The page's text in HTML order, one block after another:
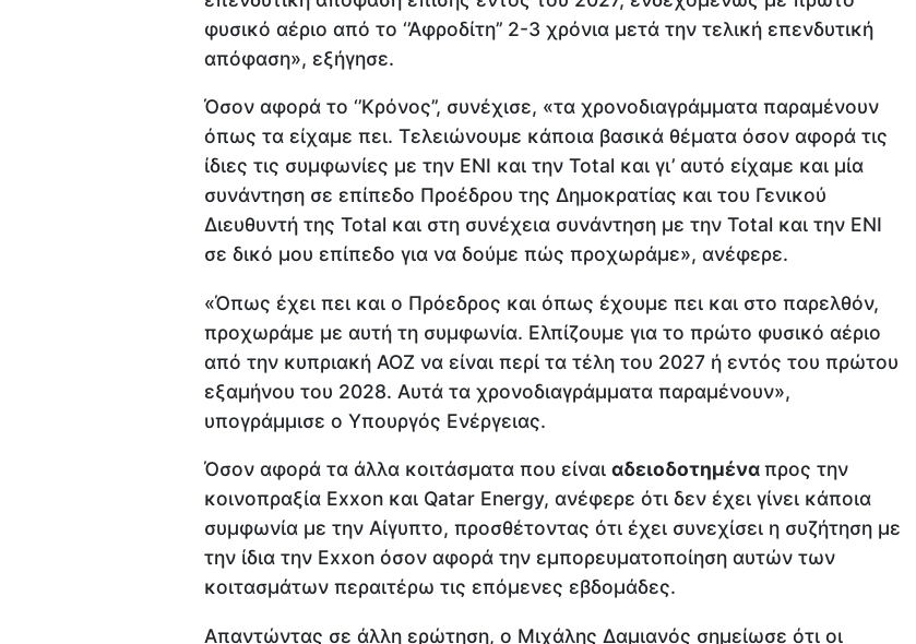
φυσικό αέριο από το ‘’Αφροδίτη’’ 2-3 χρόνια μετά την τελική επενδυτική
απόφαση», εξήγησε.
Όσον αφορά το ‘’Κρόνος’’, συνέχισε, «τα χρονοδιαγράμματα παραμένουν
όπως τα είχαμε πει. Τελειώνουμε κάποια βασικά θέματα όσον αφορά τις
ίδιες τις συμφωνίες με την ENI και την Total και γι’ αυτό είχαμε και μία
συνάντηση σε επίπεδο Προέδρου της Δημοκρατίας και του Γενικού
Διευθυντή της Total και στη συνέχεια συνάντηση με την Total και την ENI
σε δικό μου επίπεδο για να δούμε πώς προχωράμε», ανέφερε.
«Όπως έχει πει και ο Πρόεδρος και όπως έχουμε πει και στο παρελθόν,
προχωράμε με αυτή τη συμφωνία. Ελπίζουμε για το πρώτο φυσικό αέριο
από την κυπριακή ΑΟΖ να είναι περί τα τέλη του 2027 ή εντός του πρώτου
εξαμήνου του 2028. Αυτά τα χρονοδιαγράμματα παραμένουν»,
υπογράμμισε ο Υπουργός Ενέργειας.
Όσον αφορά τα άλλα κοιτάσματα που είναι αδειοδοτημέναπρος την
κοινοπραξία Exxon και Qatar Energy, ανέφερε ότι δεν έχει γίνει κάποια
συμφωνία με την Αίγυπτο, προσθέτοντας ότι έχει συνεχίσει η συζήτηση με
την ίδια την Exxon όσον αφορά την εμπορευματοποίηση αυτών των
κοιτασμάτων περαιτέρω τις επόμενες εβδομάδες.
Απαντώντας σε άλλη ερώτηση, ο Μιχάλης Δαμιανός σημείωσε ότι οι